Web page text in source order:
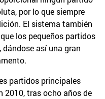
por lo que siempre
El sistema también
los pequeños partidos
así una gran
partidos principales
2010, tras ocho años de